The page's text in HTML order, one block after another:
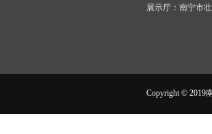
展示厅：南宁市
Copyright © 2019